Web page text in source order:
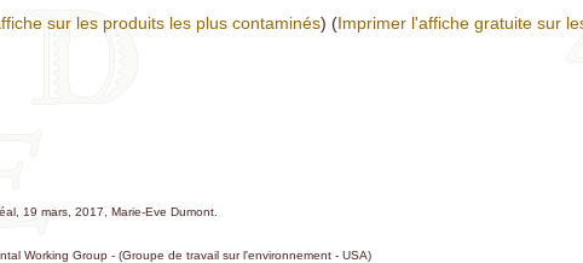
sur les produits les plus contaminés) (Imprimer l'affiche gratuite sur
19 mars, 2017, Marie-Eve Dumont.
Working Group - (Groupe de travail sur l'environnement - USA)